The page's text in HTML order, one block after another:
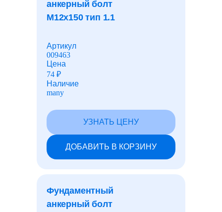
Канаты и тросы стальные
Листы АЦЭИД
Сетки
Проволока
Промышленная химия
анкерный болт
М12x150 тип 1.1
Артикул
009463
Цена
74 ₽
Наличие
many
УЗНАТЬ ЦЕНУ
ДОБАВИТЬ В КОРЗИНУ
Фундаментный
анкерный болт